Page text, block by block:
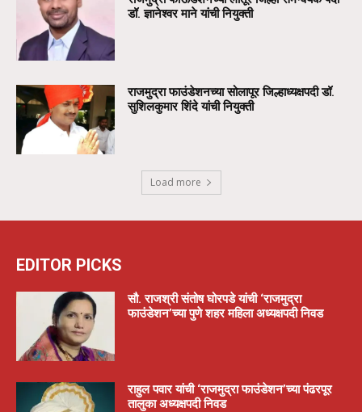
डॉ. ज्ञानेश्वर माने यांची नियुक्ती
राजमुद्रा फाउंडेशनच्या सोलापूर जिल्हाध्यक्षपदी डॉ.
सुशिलकुमार शिंदे यांची नियुक्ती
Load more
EDITOR PICKS
सौ. राजश्री संतोष घोरपडे यांची ‘राजमुद्रा
फाउंडेशन’च्या पुणे शहर महिला अध्यक्षपदी निवड
राहुल पवार यांची ‘राजमुद्रा फाउंडेशन’च्या पंढरपूर
तालुका अध्यक्षपदी निवड